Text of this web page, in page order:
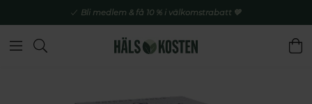
Bli medlem & få 10 % i välkomstrabatt 💚